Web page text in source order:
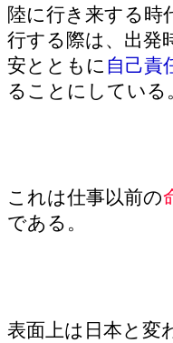
陸に行き来する時
行する際は、出発
安とともに 自己責
ることにしている
これは仕事以前の
である。
表面上は日本と変